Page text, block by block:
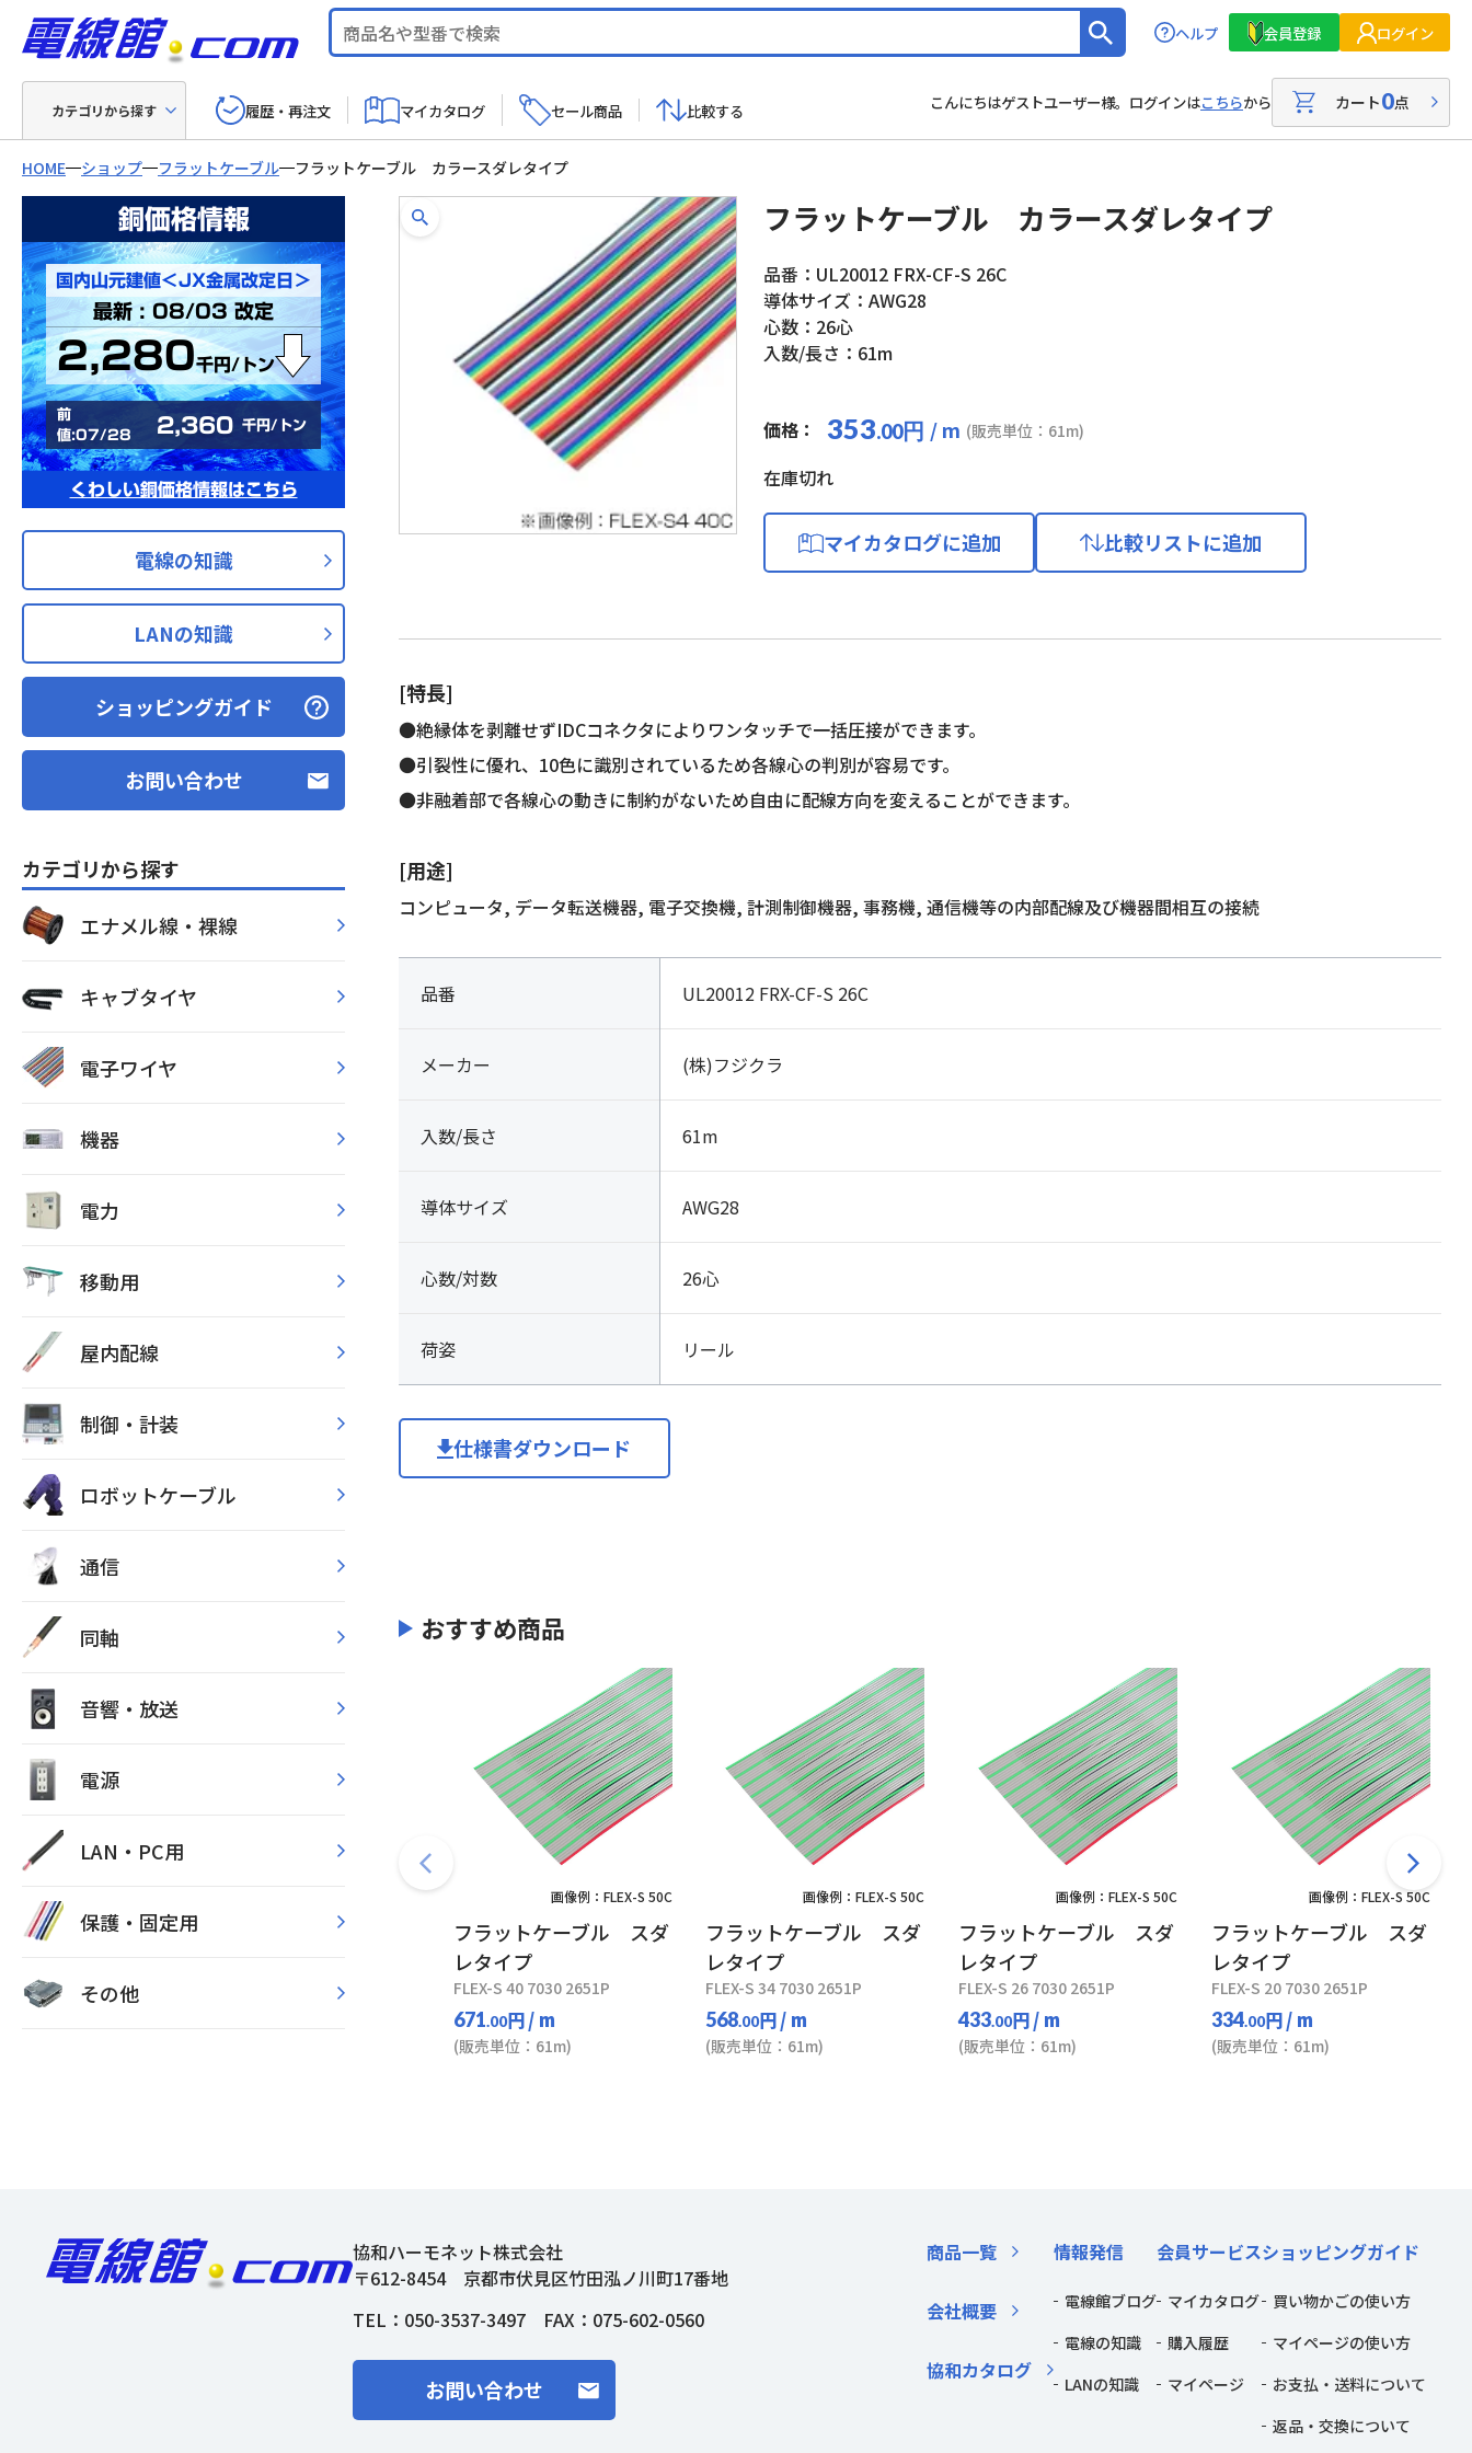
ヘルプ 会員登録 ログイン
カテゴリから探す 履歴・再注文 マイカタログ セール商品 比較する こんにちはゲストユーザー様。ログインはこちらから カート0点
HOME ショップ フラットケーブル フラットケーブル カラースダレタイプ
銅価格情報
国内山元建値＜JX金属改定日＞
最新 : 08/03 改定
2,280千円/トン
前
値:07/28
2,360 千円/トン
くわしい銅価格情報はこちら
電線の知識
LANの知識
ショッピングガイド
お問い合わせ
カテゴリから探す
エナメル線・裸線
キャブタイヤ
電子ワイヤ
機器
電力
移動用
屋内配線
制御・計装
ロボットケーブル
通信
同軸
音響・放送
電源
LAN・PC用
保護・固定用
その他
フラットケーブル カラースダレタイプ
品番：UL20012 FRX-CF-S 26C
導体サイズ：AWG28
心数：26心
入数/長さ：61m
価格： 353.00円 / m (販売単位：61m)
在庫切れ
マイカタログに追加 比較リストに追加
[特長]
●絶縁体を剥離せずIDCコネクタによりワンタッチで一括圧接ができます。
●引裂性に優れ、10色に識別されているため各線心の判別が容易です。
●非融着部で各線心の動きに制約がないため自由に配線方向を変えることができます。
[用途]
コンピュータ, データ転送機器, 電子交換機, 計測制御機器, 事務機, 通信機等の内部配線及び機器間相互の接続
品番 UL20012 FRX-CF-S 26C
メーカー (株)フジクラ
入数/長さ 61m
導体サイズ AWG28
心数/対数 26心
荷姿 リール
仕様書ダウンロード
おすすめ商品
画像例：FLEX-S 50C
フラットケーブル スダ
レタイプ
FLEX-S 40 7030 2651P
671.00円/ m
(販売単位：61m)
画像例：FLEX-S 50C
フラットケーブル スダ
レタイプ
FLEX-S 34 7030 2651P
568.00円/ m
(販売単位：61m)
画像例：FLEX-S 50C
フラットケーブル スダ
レタイプ
FLEX-S 26 7030 2651P
433.00円/ m
(販売単位：61m)
画像例：FLEX-S 50C
フラットケーブル スダ
レタイプ
FLEX-S 20 7030 2651P
334.00円/ m
(販売単位：61m)
協和ハーモネット株式会社
〒612-8454 京都市伏見区竹田泓ノ川町17番地
TEL： 050-3537-3497 FAX：075-602-0560
お問い合わせ
商品一覧
会社概要
協和カタログ
情報発信
電線館ブログ
電線の知識
LANの知識
会員サービス
マイカタログ
購入履歴
マイページ
ショッピングガイド
買い物かごの使い方
マイページの使い方
お支払・送料について
返品・交換について